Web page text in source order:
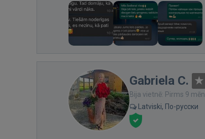
Gabriela C.
Bija vietnē: Pirms 9 mēn.
Latviski, По-русски